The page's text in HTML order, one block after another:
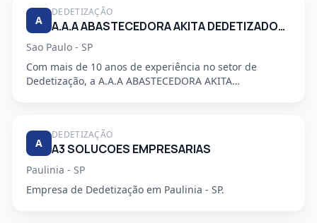
A
DEDETIZAÇÃO
A.A.A ABASTECEDORA AKITA DEDETIZADORA S/S LTDA
Sao Paulo - SP
Com mais de 10 anos de experiência no setor de
Dedetização, a A.A.A ABASTECEDORA AKITA
A
DEDETIZAÇÃO
A3 SOLUCOES EMPRESARIAS
Paulinia - SP
Empresa de Dedetização em Paulinia - SP.